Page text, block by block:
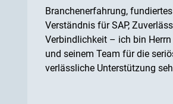
Branchenerfahrung, fundiertes
Verständnis für SAP,
Verbindlichkeit – ich bin Herrn
und seinem Team für die
verlässliche Unterstützung